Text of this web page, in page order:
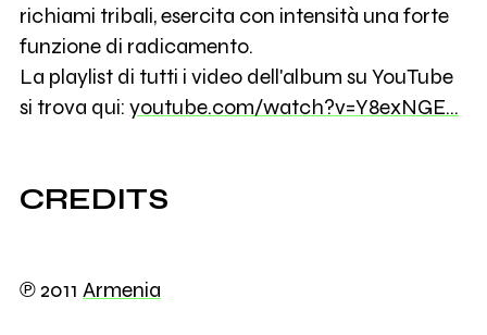
richiami tribali, esercita con intensità una forte
funzione di radicamento.
La playlist di tutti i video dell'album su YouTube
si trova qui: youtube.com/watch?v=Y8exNGE…
CREDITS
℗ 2011 Armenia